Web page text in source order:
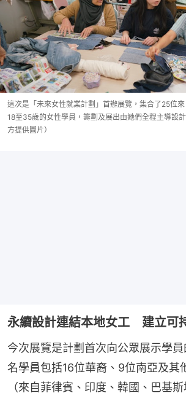
這次是「未來女性就業計劃」首辦展覽，集合了25位
18至35歲的女性學員，籌劃及展出由她們全程主導設
方提供圖片）
永續設計連結本地女工 建立可
今次展覽是計劃首次向公眾展示學
名學員包括16位華裔、9位南亞及其
（來自菲律賓、印度、韓國、巴基